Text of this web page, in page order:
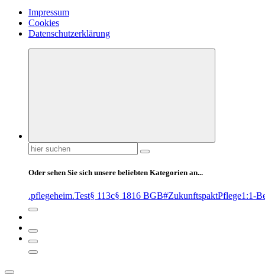
Impressum
Cookies
Datenschutzerklärung
Suchen
nach:
Oder sehen Sie sich unsere beliebten Kategorien an...
.pflegeheim.Test§ 113c§ 1816 BGB#ZukunftspaktPflege1:1-